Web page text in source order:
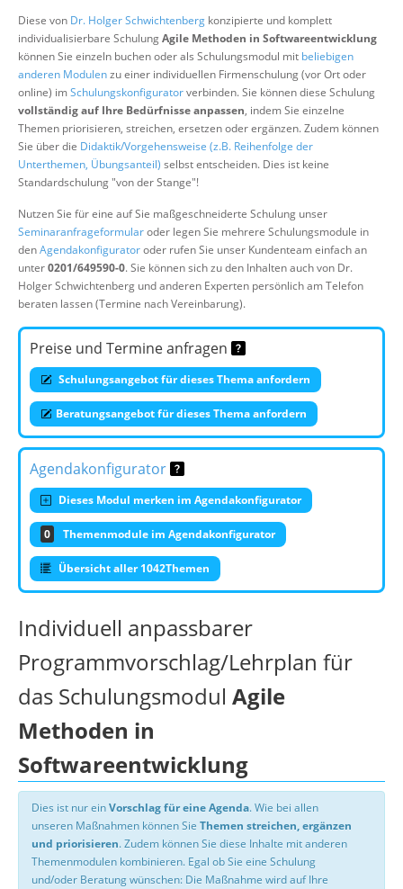
Suche
Diese von Dr. Holger Schwichtenberg konzipierte und komplett
individualisierbare SchulungAgile Methoden in Softwareentwicklung
können Sie einzeln buchen oder als Schulungsmodul mit beliebigen
anderen Modulenzu einer individuellen Firmenschulung (vor Ort oder
online) imSchulungskonfiguratorverbinden. Sie können diese Schulung
vollständig auf Ihre Bedürfnisse anpassen, indem Sie einzelne
Themen priorisieren, streichen, ersetzen oder ergänzen. Zudem können
Sie über die Didaktik/Vorgehensweise (z.B. Reihenfolge der
Unterthemen, Übungsanteil) selbst entscheiden. Dies ist keine
Standardschulung "von der Stange"!
Nutzen Sie für eine auf Sie maßgeschneiderte Schulung unser
Seminaranfrageformularoder legen Sie mehrere Schulungsmodule in
denAgendakonfiguratoroder rufen Sie unser Kundenteam einfach an
unter0201/649590-0. Sie können sich zu den Inhalten auch von Dr.
Holger Schwichtenberg und anderen Experten persönlich am Telefon
beraten lassen (Termine nach Vereinbarung).
Preise und Termine anfragen
Schulungsangebot für dieses Thema anfordern
Beratungsangebot für dieses Thema anfordern
Agendakonfigurator
Dieses Modul merken im Agendakonfigurator
0 Themenmodule im Agendakonfigurator
Übersicht aller 1042Themen
Individuell anpassbarer
Programmvorschlag/Lehrplan für
das Schulungsmodul Agile
Methoden in
Softwareentwicklung
Dies ist nur einVorschlag für eine Agenda. Wie bei allen
unseren Maßnahmen können Sie Themen streichen, ergänzen
und priorisieren. Zudem können Sie diese Inhalte mit anderen
Themenmodulen kombinieren. Egal ob Sie eine Schulung
und/oder Beratung wünschen: Die Maßnahme wird auf Ihre